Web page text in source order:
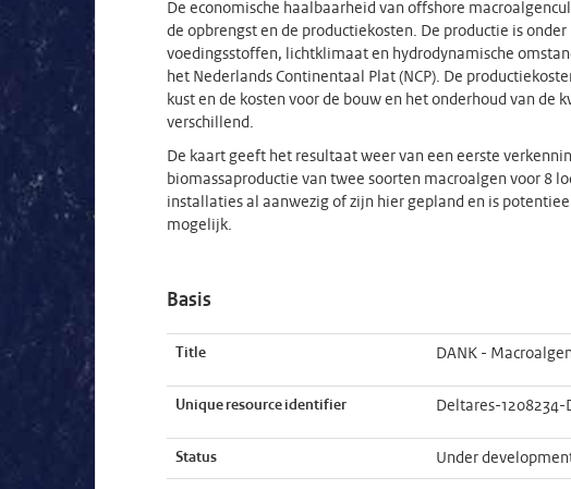
De economische haalbaarheid van offshore
de opbrengst en de productiekosten. De productie is
voedingsstoffen, lichtklimaat en hydrodynamische
het Nederlands Continentaal Plat (NCP). De
kust en de kosten voor de bouw en het onderhoud van de
verschillend.
De kaart geeft het resultaat weer van een eerste
biomassaproductie van twee soorten macroalgen voor 8
installaties al aanwezig of zijn hier gepland en is
mogelijk.
Basis
Title DANK -
Unique resource identifier Deltares-1208234-
Status Under